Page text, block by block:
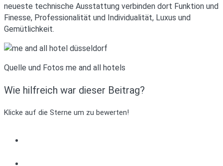
neueste technische Ausstattung verbinden dort Funktion und
Finesse, Professionalität und Individualität, Luxus und
Gemütlichkeit.
Quelle und Fotos me and all hotels
Wie hilfreich war dieser Beitrag?
Klicke auf die Sterne um zu bewerten!